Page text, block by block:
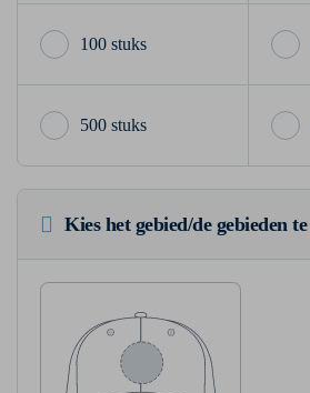
100 stuks
500 stuks
Kies het gebied/de gebieden